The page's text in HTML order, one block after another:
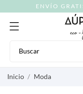
ENVÍO
Inicio Moda